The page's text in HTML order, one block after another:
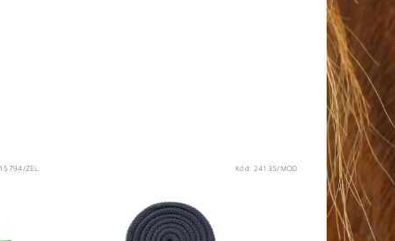
15794/ZEL Kód: 24135/MOD